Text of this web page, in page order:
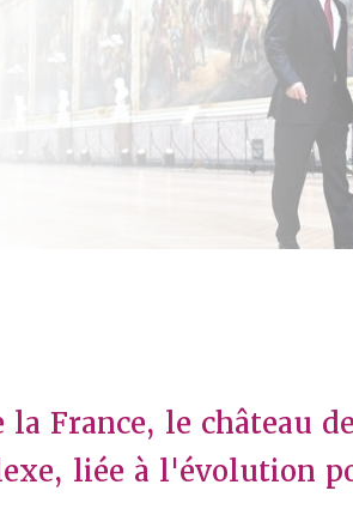
France, le château
liée à l'évolution